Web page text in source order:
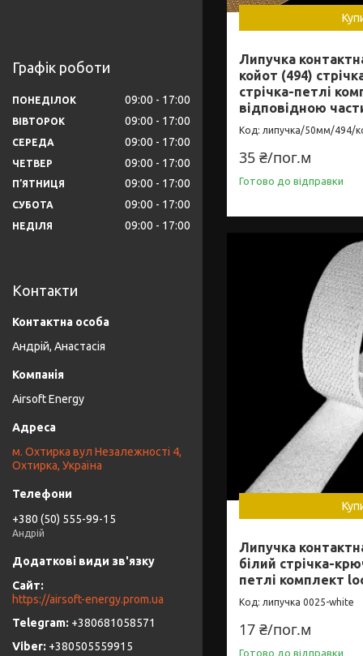
Липучка
койот (494)
стрічка-петлі
відповідною
липучка/50мм/494/
35 ₴/пог.м
Готово до відправки
Липучка
білий стрічка-
петлі комплект
липучка 0025-white
17 ₴/пог.м
Готово до відправки
Графік роботи
ПОНЕДІЛОК 09:00 17:00
ВІВТОРОК 09:00 17:00
СЕРЕДА 09:00 17:00
ЧЕТВЕР 09:00 17:00
ПʼЯТНИЦЯ 09:00 17:00
СУБОТА 09:00 17:00
НЕДІЛЯ 09:00 17:00
Контакти
Андрій, Анастасія
Airsoft Energy
м. Охтирка вул Незалежності 4,
Охтирка, Україна
+380 (50) 555-99-15
Андрій
https://airsoft-energy.prom.ua
+380681058571
+380505559915